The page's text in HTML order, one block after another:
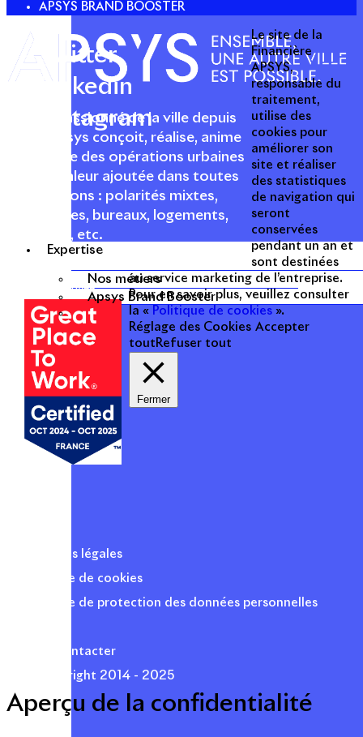
Expertise
Nos métiers
Apsys Brand Booster
APSYS BRAND BOOSTER
Acteur passionné de la ville depuis
1996, Apsys conçoit, réalise, anime
et valorise des opérations urbaines
à forte valeur ajoutée dans toutes
les fonctions : polarités mixtes,
commerces, bureaux, logements,
hôtellerie, etc.
Une entreprise
certifiée
Mentions légales
Politique de cookies
Politique de protection des données personnelles
Nous contacter
© Copyright 2014 - 2025
Twitter
Linkedin
Instagram
Le site de la
Financière
APSYS,
responsable du
traitement,
utilise des
cookies pour
améliorer son
site et réaliser
des statistiques
de navigation qui
seront
conservées
pendant un an et
sont destinées
au service marketing de l’entreprise.
Pour en savoir plus, veuillez consulter
la « Politique de cookies ».
Réglage des Cookies Accepter
tout Refuser tout
Fermer
Aperçu de la confidentialité